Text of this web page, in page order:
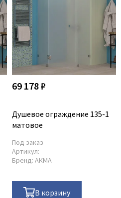
69 178 ₽
Душевое ограждение 135-1
матовое
Под заказ
Артикул:
Бренд: АКМА
В корзину